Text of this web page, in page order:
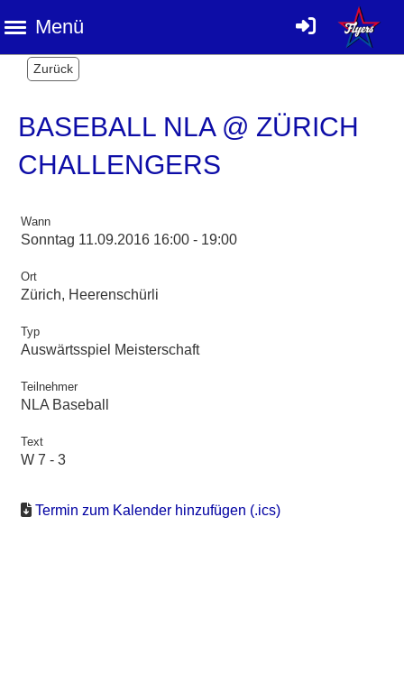
Menü
Zurück
BASEBALL NLA @ ZÜRICH
CHALLENGERS
Wann
Sonntag 11.09.2016 16:00 - 19:00
Ort
Zürich, Heerenschürli
Typ
Auswärtsspiel Meisterschaft
Teilnehmer
NLA Baseball
Text
W 7 - 3
Termin zum Kalender hinzufügen (.ics)